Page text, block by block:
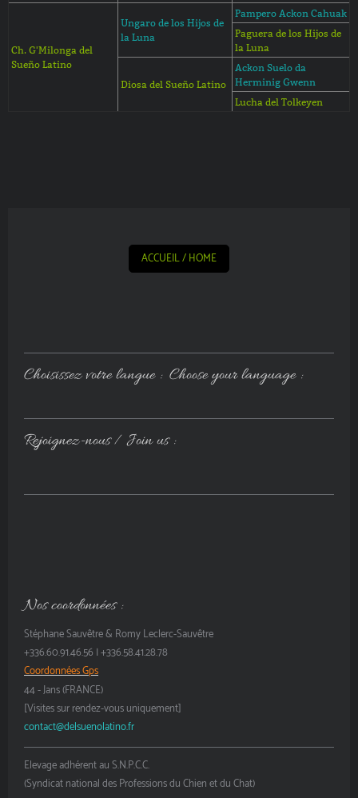
Ch. G'Milonga del
Sueño Latino
Ungaro de los Hijos de
la Luna
Pampero Ackon Cahuak
Paguera de los Hijos de
la Luna
Diosa del Sueño Latino
Ackon Suelo da
Herminig Gwenn
Lucha del Tolkeyen
ACCUEIL / HOME
Choisissez votre langue : Choose your language :
Rejoignez-nous / Join us :
Nos coordonnées :
Stéphane Sauvêtre & Romy Leclerc-Sauvêtre
+336.60.91.46.56 | +336.58.41.28.78
Coordonnées Gps
44 - Jans (FRANCE)
[Visites sur rendez-vous uniquement]
contact@delsuenolatino.fr
Elevage adhérent au S.N.P.C.C.
(Syndicat national des Professions du Chien et du Chat)